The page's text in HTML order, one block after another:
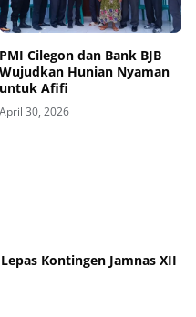
PMI Cilegon dan Bank BJB
Wujudkan Hunian Nyaman
untuk Afifi
April 30, 2026
Kontingen Jamnas XII